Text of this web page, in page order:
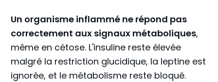
Un organisme inflammé ne répond pas
correctement aux signaux métaboliques,
même en cétose. L'insuline reste élevée
malgré la restriction glucidique, la leptine est
ignorée, et le métabolisme reste bloqué.